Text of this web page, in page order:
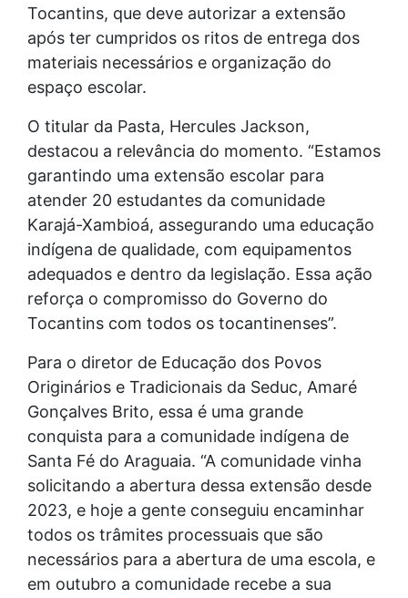
Tocantins, que deve autorizar a extensão
após ter cumpridos os ritos de entrega dos
materiais necessários e organização do
espaço escolar.
O titular da Pasta, Hercules Jackson,
destacou a relevância do momento. “Estamos
garantindo uma extensão escolar para
atender 20 estudantes da comunidade
Karajá-Xambioá, assegurando uma educação
indígena de qualidade, com equipamentos
adequados e dentro da legislação. Essa ação
reforça o compromisso do Governo do
Tocantins com todos os tocantinenses”.
Para o diretor de Educação dos Povos
Originários e Tradicionais da Seduc, Amaré
Gonçalves Brito, essa é uma grande
conquista para a comunidade indígena de
Santa Fé do Araguaia. “A comunidade vinha
solicitando a abertura dessa extensão desde
2023, e hoje a gente conseguiu encaminhar
todos os trâmites processuais que são
necessários para a abertura de uma escola, e
em outubro a comunidade recebe a sua